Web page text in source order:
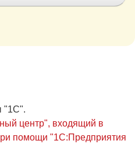
"1С".
центр", входящий в
помощи "1С:Предприятия